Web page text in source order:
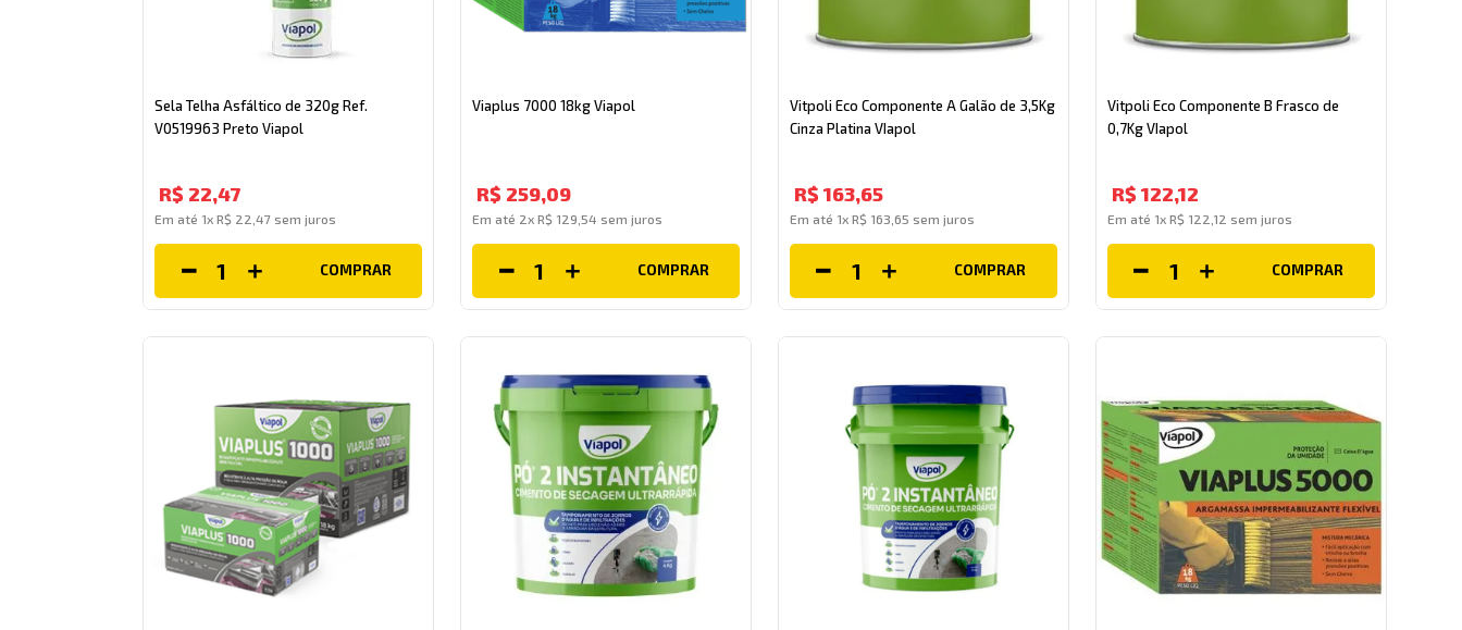
Sela Telha Asfáltico de 320g Ref.
V0519963 Preto Viapol
R$ 22,47
Em até 1xR$ 22 ,47 sem juros
COMPRAR
Viaplus 7000 18kg Viapol
R$ 259,09
Em até 2xR$ 129 ,54 sem juros
COMPRAR
Vitpoli Eco Componente A Galão de 3,5Kg
Cinza Platina VIapol
R$ 163,65
Em até 1x R$ 163 65 sem juros
COMPRAR
Vitpoli Eco Componente B Frasco de
0,7Kg VIapol
R$ 122,12
Em até 1x R$ 122 12 sem juros
COMPRAR